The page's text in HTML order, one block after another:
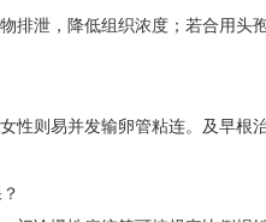
排泄，降低组织浓度；若合用头
性则易并发输卵管粘连。及早根